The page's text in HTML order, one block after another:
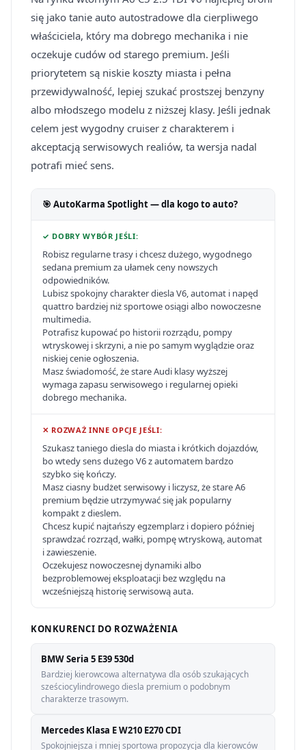
się jako tanie auto autostradowe dla cierpliwego
właściciela, który ma dobrego mechanika i nie
oczekuje cudów od starego premium. Jeśli
priorytetem są niskie koszty miasta i pełna
przewidywalność, lepiej szukać prostszej benzyny
albo młodszego modelu z niższej klasy. Jeśli jednak
celem jest wygodny cruiser z charakterem i
akceptacją serwisowych realiów, ta wersja nadal
potrafi mieć sens.
🎯 AutoKarma Spotlight — dla kogo to auto?
✓ DOBRY WYBÓR JEŚLI:
Robisz regularne trasy i chcesz dużego, wygodnego
sedana premium za ułamek ceny nowszych
odpowiedników.
Lubisz spokojny charakter diesla V6, automat i napęd
quattro bardziej niż sportowe osiągi albo nowoczesne
multimedia.
Potrafisz kupować po historii rozrządu, pompy
wtryskowej i skrzyni, a nie po samym wyglądzie oraz
niskiej cenie ogłoszenia.
Masz świadomość, że stare Audi klasy wyższej
wymaga zapasu serwisowego i regularnej opieki
dobrego mechanika.
✕ ROZWAŻ INNE OPCJE JEŚLI:
Szukasz taniego diesla do miasta i krótkich dojazdów,
bo wtedy sens dużego V6 z automatem bardzo
szybko się kończy.
Masz ciasny budżet serwisowy i liczysz, że stare A6
premium będzie utrzymywać się jak popularny
kompakt z dieslem.
Chcesz kupić najtańszy egzemplarz i dopiero później
sprawdzać rozrząd, wałki, pompę wtryskową, automat
i zawieszenie.
Oczekujesz nowoczesnej dynamiki albo
bezproblemowej eksploatacji bez względu na
wcześniejszą historię serwisową auta.
KONKURENCI DO ROZWAŻENIA
BMW Seria 5 E39 530d
Bardziej kierowcowa alternatywa dla osób szukających
sześciocylindrowego diesla premium o podobnym
charakterze trasowym.
Mercedes Klasa E W210 E270 CDI
Spokojniejsza i mniej sportowa propozycja dla kierowców